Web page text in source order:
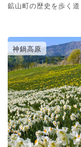
鉱山町の歴史を歩く道
神鍋高原